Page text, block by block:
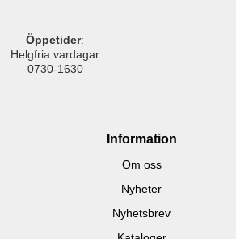
Öppetider:
Helgfria vardagar
0730-1630
Information
Om oss
Nyheter
Nyhetsbrev